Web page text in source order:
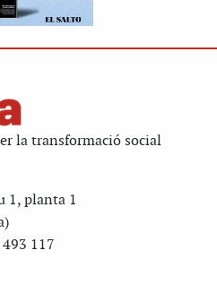
la transformació social
1, planta 1
117